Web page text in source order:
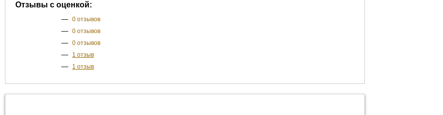
Отзывы с оценкой:
— 0 отзывов
— 0 отзывов
— 0 отзывов
— 1 отзыв
— 1 отзыв